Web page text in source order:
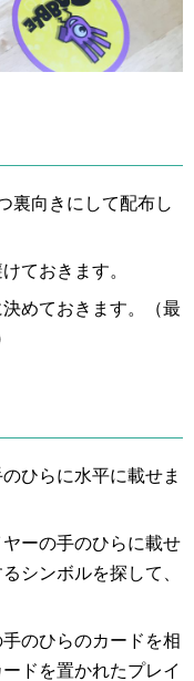
裏向きにして配布し
ておきます。
めておきます。（最
ひらに水平に載せま
ーの手のひらに載せ
シンボルを探して、
のひらのカードを相
ドを置かれたプレイ